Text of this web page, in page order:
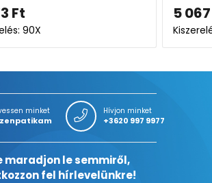
5 067
Kiszerelés: 60X
minket Hívjon minket
+3620 997 9977
maradjon le semmiről,
fel hírlevelünkre!